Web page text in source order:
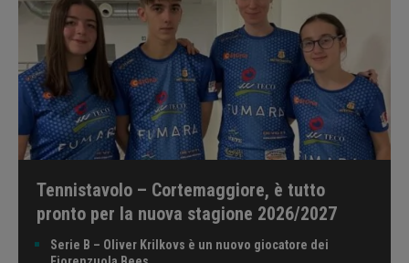
Tennistavolo – Cortemaggiore, è tutto
pronto per la nuova stagione 2026/2027
Serie B – Oliver Krilkovs è un nuovo giocatore dei